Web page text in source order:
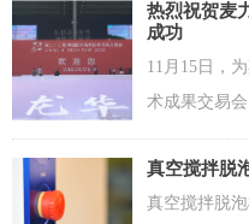
配方将包含以
热烈祝贺麦
成功
11月15日，
术成果交易
本届高交会
组织，共109
超过200万人
真空搅拌脱
真空搅拌脱